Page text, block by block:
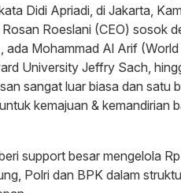
Didi Apriadi, di Jakarta,
Roeslani (CEO) sosok
Mohammad Al Arif (World
University Jeffry Sach,
sangat luar biasa dan satu
kemajuan & kemandirian
support besar mengelola
Polri dan BPK dalam